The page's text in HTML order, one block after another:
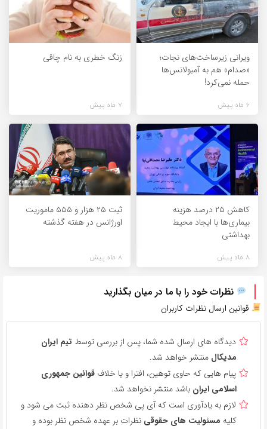
ویرانی زیرساخت‌های نجات؛
«صدام» هم به آمبولانس‌ها
حمله نمی‌کرد!
6 ماه پیش
زنگ خطری به نام چاقی
7 ماه پیش
کاهش ۲۵ درصد هزینه
بیماری‌ها با ایجاد محیط
بهداشتی
8 ماه پیش
ثبت ۲۵ هزار و ۵۵۵ ماموریت
اورژانس در هفته گذشته
8 ماه پیش
نظرات خود را با ما در میان بگذارید
قوانین ارسال نظرات کاربران
دیدگاه های ارسال شده شما، پس از بررسی توسط تیم ایران
مدیکال منتشر خواهد شد.
پیام هایی که حاوی توهین، افترا و یا خلاف قوانین جمهوری
اسلامی ایران باشد منتشر نخواهد شد.
لازم به یادآوری است که آی پی شخص نظر دهنده ثبت می شود و
کلیه مسئولیت های حقوقی نظرات بر عهده شخص نظر بوده و